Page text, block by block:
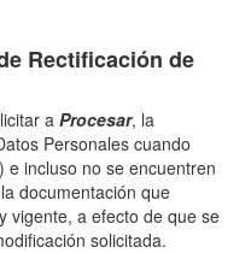
Rectificación de
a Procesar, la
Personales cuando
incluso no se encuentren
documentación que
vigente, a efecto de que se
solicitada.